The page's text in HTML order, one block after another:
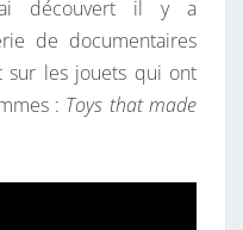
découvert il y a
de documentaires
sur les jouets qui ont
: Toys that made